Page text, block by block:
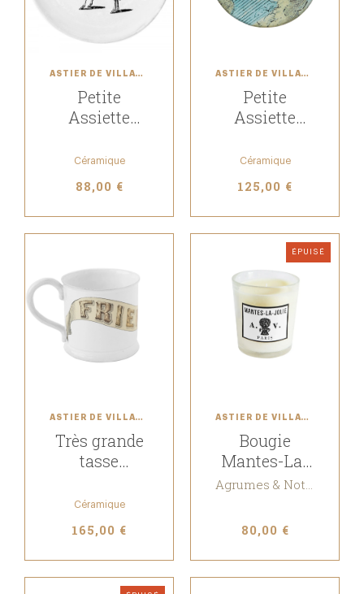
ASTIER DE VILLATTE
Petite
Assiette
Céramique
88,00 €
ASTIER DE VILLATTE
Petite
Assiette
Céramique
125,00 €
ASTIER DE VILLATTE
Très grande
tasse
Céramique
165,00 €
ÉPUISÉ
ASTIER DE VILLATTE
Bougie
Mantes-La-
Jolie
Agrumes & Notes épicées
80,00 €